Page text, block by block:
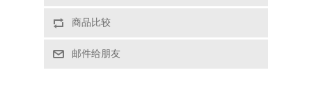
商品比较
邮件给朋友